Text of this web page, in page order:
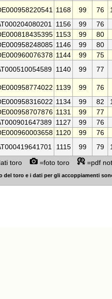
1168 99 76
1156 99 76
1153 99 80
1146 99 80
1144 99 75
1140 99 77
1139 99 76
1134 99 82
1131 99 77
1127 99 76
1120 99 76
1115 99 79
toro
=foto toro =pdf
del toro e i dati per gli accoppiamenti